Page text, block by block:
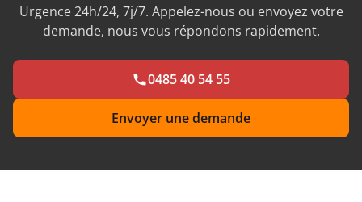
Urgence 24h/24, 7j/7. Appelez-nous ou envoyez votre
demande, nous vous répondons rapidement.
0485 40 54 55
Envoyer une demande